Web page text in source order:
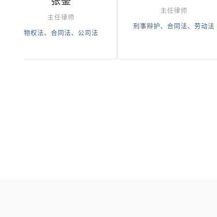
主任律师
物权法、合同法、公司法
主任律师
刑事辩护、合同法、劳动法